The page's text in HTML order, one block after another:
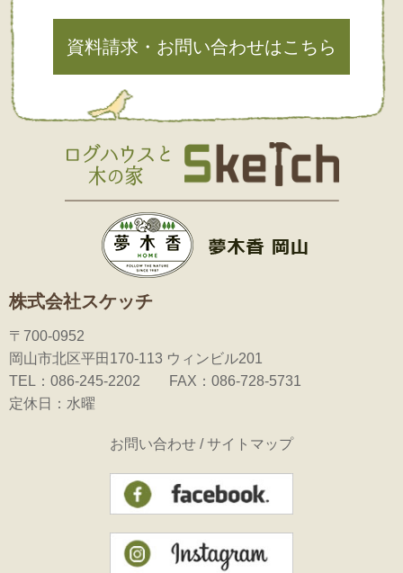
資料請求・お問い合わせはこちら
株式会社スケッチ
〒700-0952
岡山市北区平田170-113 ウィンビル201
TEL：086-245-2202 FAX：086-728-5731
定休日：水曜
お問い合わせ /サイトマップ